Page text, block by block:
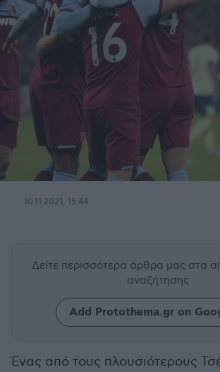
10.11.2021, 15:44
Δείτε περισσότερα άρθρα μας στα
αναζήτησης
Add Protothema.gr on
Ένας από τους πλουσιότερους